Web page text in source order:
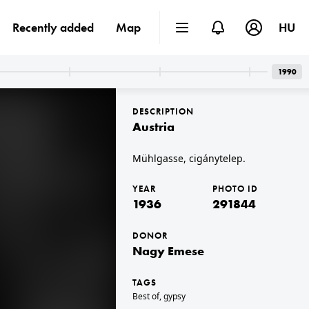
kilátás a Myrdal vasútállomástól (Myrdal stasjon).
DESCRIPTION
Austria
Mühlgasse, cigánytelep.
YEAR
1936
PHOTO ID
291844
DONOR
Nagy Emese
TAGS
Best of,gypsy
Recently added Map HU
1990